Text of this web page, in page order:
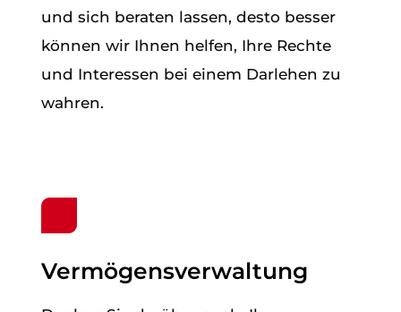
und sich beraten lassen, desto besser
können wir Ihnen helfen, Ihre Rechte
und Interessen bei einem Darlehen zu
wahren.
Vermögensverwaltung